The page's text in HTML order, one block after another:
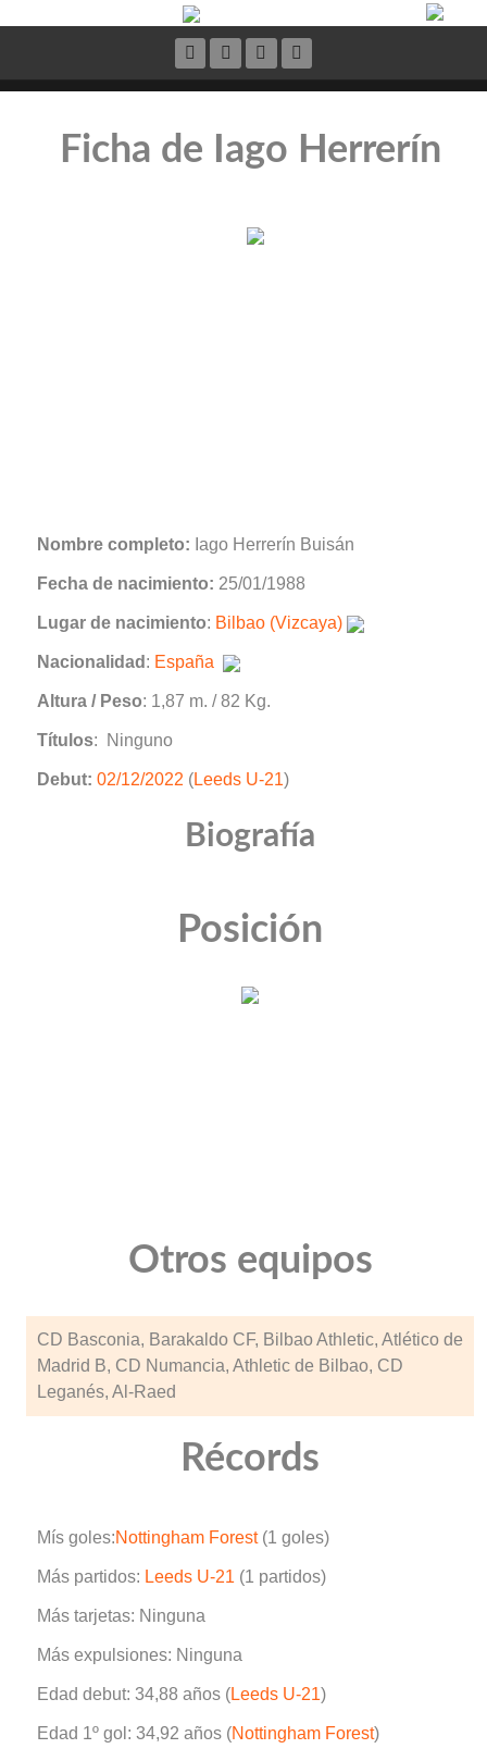
Ficha de Iago Herrerín
Nombre completo: Iago Herrerín Buisán
Fecha de nacimiento: 25/01/1988
Lugar de nacimiento: Bilbao (Vizcaya)
Nacionalidad : España
Altura / Peso: 1,87 m. / 82 Kg.
Títulos: Ninguno
Debut: 02/12/2022 (Leeds U-21)
Biografía
Posición
Otros equipos
CD Basconia, Barakaldo CF, Bilbao Athletic, Atlético de
Madrid B, CD Numancia, Athletic de Bilbao, CD
Leganés, Al-Raed
Récords
Mís goles:Nottingham Forest(1 goles)
Más partidos: Leeds U-21 (1 partidos)
Más tarjetas: Ninguna
Más expulsiones: Ninguna
Edad debut: 34,88 años (Leeds U-21)
Edad 1º gol: 34,92 años (Nottingham Forest)